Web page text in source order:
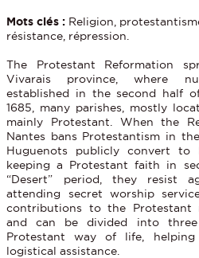
Mots clés : Religion,
résistance, répression.
The Protestant Reformation
Vivarais province, where
established in the second half
1685, many parishes, mostly
mainly Protestant. When the
Nantes bans Protestantism in
Huguenots publicly convert to
keeping a Protestant faith in
“Desert” period, they resist
attending secret worship
contributions to the Protestant
and can be divided into three
Protestant way of life,
logistical assistance.